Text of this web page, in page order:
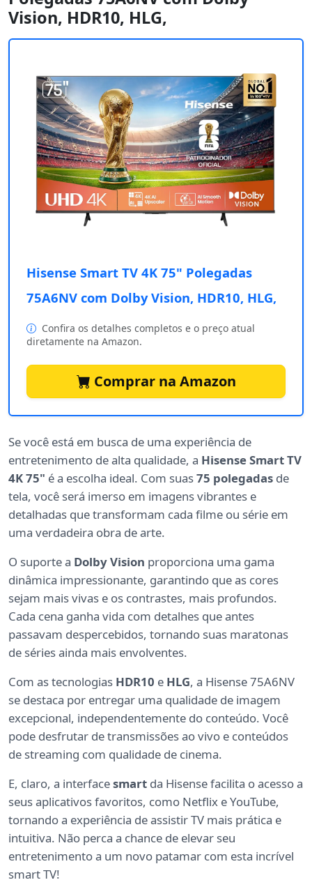
Vision, HDR10, HLG,
Hisense Smart TV 4K 75" Polegadas
75A6NV com Dolby Vision, HDR10, HLG,
Confira os detalhes completos e o preço atual
diretamente na Amazon.
Comprar na Amazon
Se você está em busca de uma experiência de
entretenimento de alta qualidade, a Hisense Smart TV
4K 75" é a escolha ideal. Com suas75 polegadas de
tela, você será imerso em imagens vibrantes e
detalhadas que transformam cada filme ou série em
uma verdadeira obra de arte.
O suporte a Dolby Vision proporciona uma gama
dinâmica impressionante, garantindo que as cores
sejam mais vivas e os contrastes, mais profundos.
Cada cena ganha vida com detalhes que antes
passavam despercebidos, tornando suas maratonas
de séries ainda mais envolventes.
Com as tecnologias HDR10 e HLG, a Hisense 75A6NV
se destaca por entregar uma qualidade de imagem
excepcional, independentemente do conteúdo. Você
pode desfrutar de transmissões ao vivo e conteúdos
de streaming com qualidade de cinema.
E, claro, a interfacesmart da Hisense facilita o acesso a
seus aplicativos favoritos, como Netflix e YouTube,
tornando a experiência de assistir TV mais prática e
intuitiva. Não perca a chance de elevar seu
entretenimento a um novo patamar com esta incrível
smart TV!